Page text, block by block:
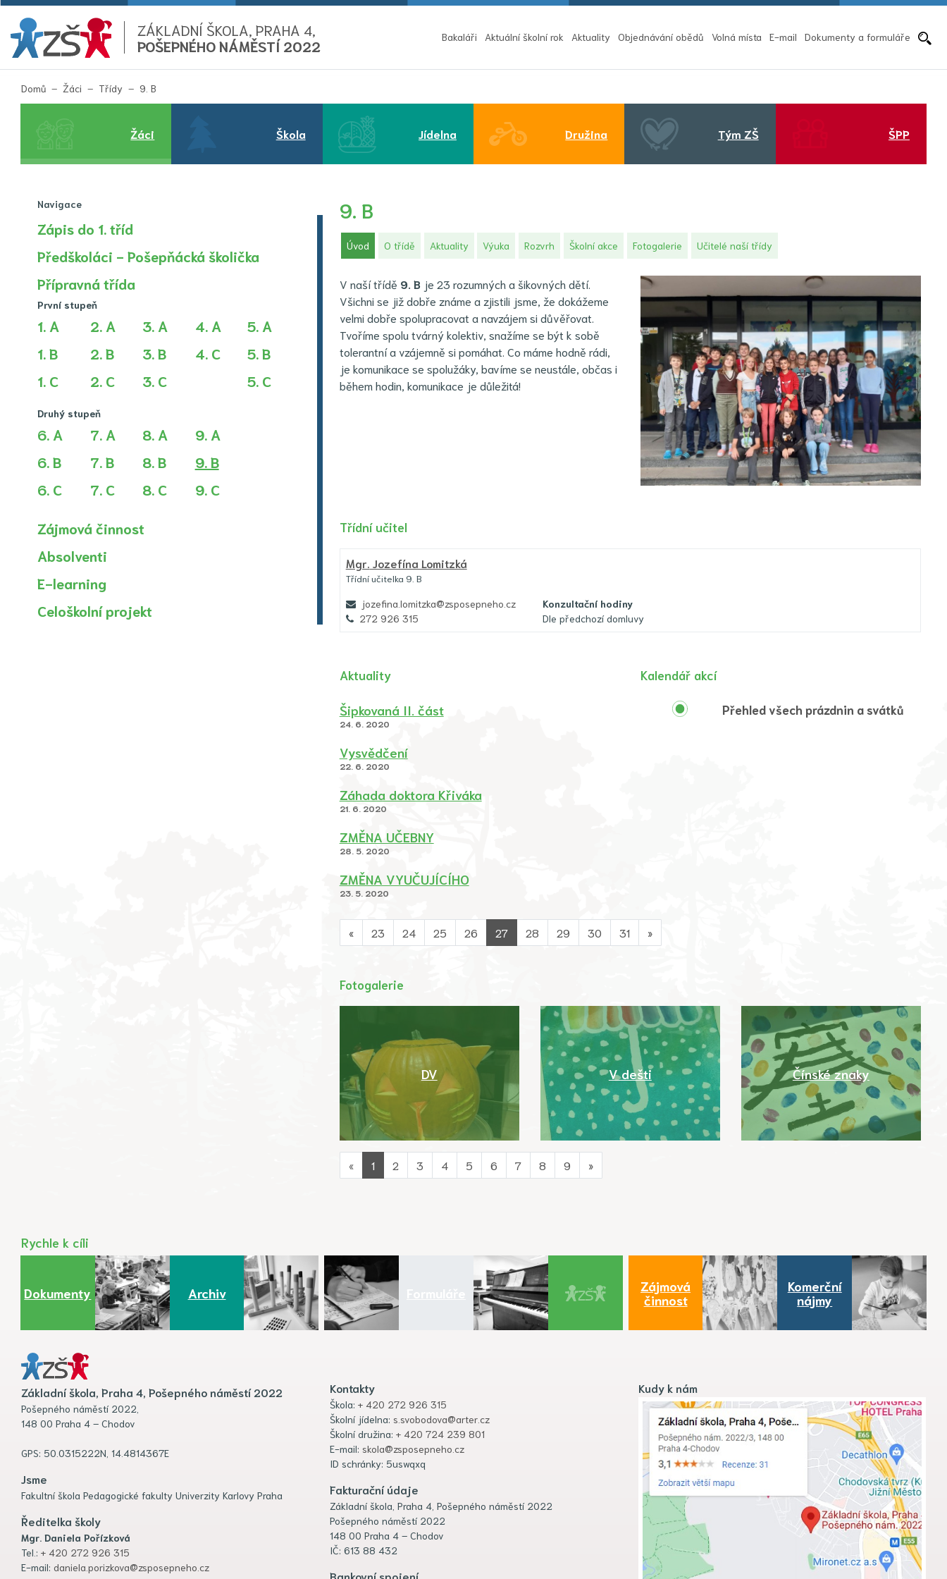
ZÁKLADNÍ ŠKOLA, PRAHA 4,
POŠEPNÉHO NÁMĚSTÍ 2022
Bakaláři Aktuální školní rok Aktuality Objednávání obědů Volná místa E-mail Dokumenty a formuláře
Domů Žáci Třídy 9. B
Žáci Škola Jídelna Družina Tým ZŠ ŠPP
Navigace
Zápis do 1. tříd
Předškoláci - Pošepňácká školička
Přípravná třída
První stupeň
1. A
1. B
1. C
2. A
2. B
2. C
3. A
3. B
3. C
4. A
4. C
5. A
5. B
5. C
Druhý stupeň
6. A
6. B
6. C
7. A
7. B
7. C
8. A
8. B
8. C
9. A
9. B(aktuální)
9. C
Zájmová činnost
Absolventi
E-learning
Celoškolní projekt
9. B
Úvod (aktuální)
O třídě Aktuality Výuka Rozvrh Školní akce Fotogalerie Učitelé naší třídy
V naší třídě 9. B je 23 rozumných a šikovných dětí.
Všichni se již dobře známe a zjistili jsme, že dokážeme
velmi dobře spolupracovat a navzájem si důvěřovat.
Tvoříme spolu tvárný kolektiv, snažíme se být k sobě
tolerantní a vzájemně si pomáhat. Co máme hodně rádi,
je komunikace se spolužáky, bavíme se neustále, občas i
během hodin, komunikace je důležitá!
Třídní učitel
Mgr. Jozefína Lomitzká
Třídní učitelka 9. B
jozefina.lomitzka@zsposepneho.cz
272 926 315
Konzultační hodiny
Dle předchozí domluvy
Aktuality
Šipkovaná II. část
24. 6. 2020
Vysvědčení
22. 6. 2020
Záhada doktora Křiváka
21. 6. 2020
ZMĚNA UČEBNY
28. 5. 2020
ZMĚNA VYUČUJÍCÍHO
23. 5. 2020
« 23 24 25 26 27 28 29 30 31 »
Kalendář akcí
Přehled všech prázdnin a svátků
Fotogalerie
DV V dešti Čínské znaky
« 1 2 3 4 5 6 7 8 9 »
Rychle k cíli
Dokumenty Archiv
Zájmová
činnost
Komerční
nájmy
Základní škola, Praha 4, Pošepného náměstí 2022
Pošepného náměstí 2022,
148 00 Praha 4 – Chodov
GPS: 50.0315222N, 14.4814367E
Jsme
Fakultní škola Pedagogické fakulty Univerzity Karlovy Praha
Ředitelka školy
Mgr. Daniela Pořízková
Tel.: + 420 272 926 315
E-mail: daniela.porizkova@zsposepneho.cz
Kontakty
Škola: + 420 272 926 315
Školní jídelna: s.svobodova@arter.cz
Školní družina: + 420 724 239 801
E-mail: skola@zsposepneho.cz
ID schránky: 5uswqxq
Fakturační údaje
Základní škola, Praha 4, Pošepného náměstí 2022
Pošepného náměstí 2022
148 00 Praha 4 – Chodov
IČ: 613 88 432
Bankovní spojení
Kudy k nám